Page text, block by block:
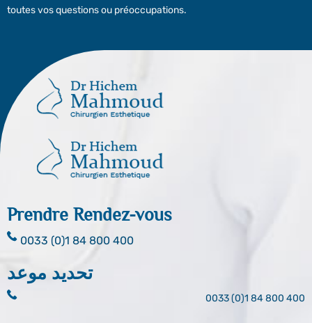
toutes vos questions ou préoccupations.
Prendre Rendez-vous
0033 (0)1 84 800 400
تحديد موعد
0033 (0)1 84 800 400